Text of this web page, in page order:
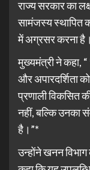
राज्य सरकार का
सामंजस्य स्थापित
में अग्रसर करना है।
मुख्यमंत्री ने कहा, “
और अपारदर्शिता
प्रणाली विकसित
नहीं, बल्कि उनका
है।”*
उन्होंने खनन विभाग